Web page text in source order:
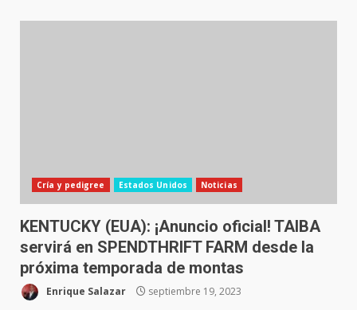
Cría y pedigree Estados Unidos Noticias
KENTUCKY (EUA): ¡Anuncio oficial! TAIBA
servirá en SPENDTHRIFT FARM desde la
próxima temporada de montas
Enrique Salazar septiembre 19, 2023